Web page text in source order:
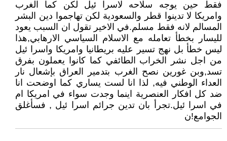
فقط حين يوجه سلاحه لاسرا ئيل لكن كما الغرب
وامريكا لا تدينوا قطر والسعودية لكن تهاجموا دين البشر
المسالم لانه فقط مسلم.في الاخير تقول ان السبب يعود
لليسار بخطأ تعامله مع الاسلام السياسي الارهابي,هذا
ليس خطأ بل نهج تسير عليه بريطانيا وامريكا واسرا ئيل
من اجل نشر الخراب الطائفي كما كانوا يعملون بفرق
تسد,وبن غورين نصح الغرب بتدمير العراق بإشعال نار
العداء الوطني فيه, لذا انا لست يساري كما اوضحت انا
ضد كل افكار العنصرية اينما وجدت سواء في امريكا ام
في اسرا ئيل.تجرأ بان تدين جرائم اسرا ئيل , فسأغلق
الجوامع!ن